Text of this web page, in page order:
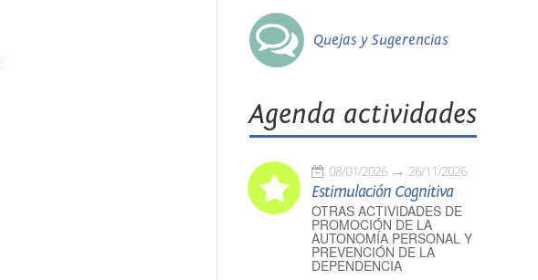
Quejas y Sugerencias
Agenda actividades
08/01/2026 26/11/2026
Estimulación Cognitiva
OTRAS ACTIVIDADES DE
PROMOCIÓN DE LA
AUTONOMÍA PERSONAL Y
PREVENCIÓN DE LA
DEPENDENCIA